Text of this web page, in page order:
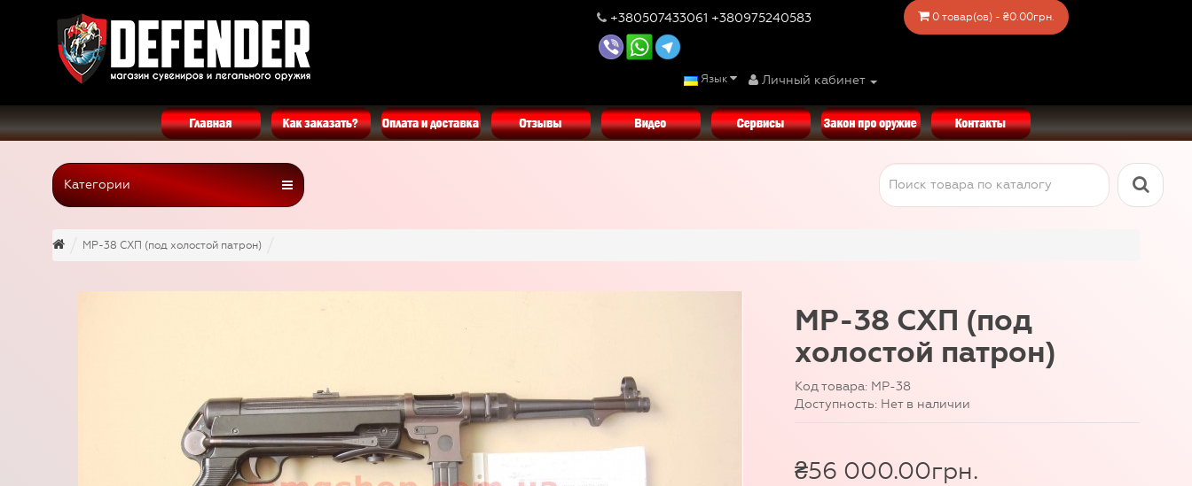
+380507433061 +380975240583 0 товар(ов) - ₴0.00грн.
Язык Личный кабинет
Категории
MP-38 СХП (под холостой патрон)
MP-38 СХП (под
холостой патрон)
Код товара: MP-38
Доступность: Нет в наличии
₴56 000.00грн.